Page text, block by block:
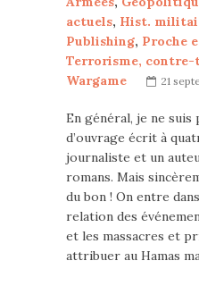
actuels, Hist.
Publishing, Proche
Terrorisme,
Wargame
21
En général, je ne suis
d’ouvrage écrit à
journaliste et un
romans. Mais
du bon ! On entre
relation des
et les massacres et
attribuer au Hamas